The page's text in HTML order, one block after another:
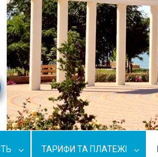
ТАРИФИ ТА ПЛАТЕЖІ